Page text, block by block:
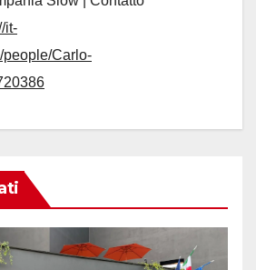
it-
people/Carlo-